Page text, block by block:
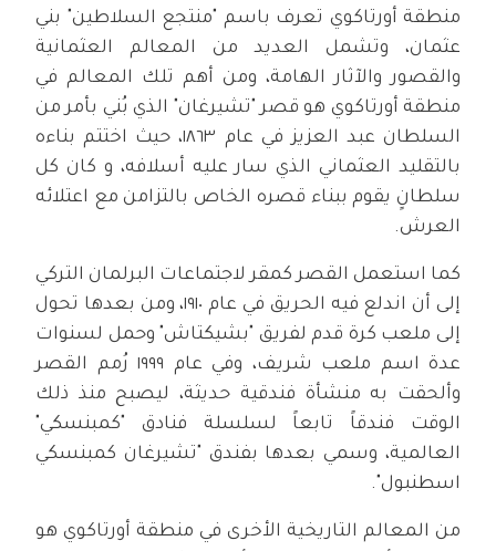
منطقة أورتاكوي تعرف باسم "منتجع السلاطين" بني
عثمان، وتشمل العديد من المعالم العثمانية
والقصور والآثار الهامة، ومن أهم تلك المعالم في
منطقة أورتاكوي هو قصر "تشيرغان" الذي بُني بأمر من
السلطان عبد العزيز في عام ١٨٦٣، حيث اختتم بناءه
بالتقليد العثماني الذي سار عليه أسلافه، و كان كل
سلطانٍ يقوم ببناء قصره الخاص بالتزامن مع اعتلائه
العرش.
كما استعمل القصر كمقر لاجتماعات البرلمان التركي
إلى أن اندلع فيه الحريق في عام ١٩١٠، ومن بعدها تحول
إلى ملعب كرة قدم لفريق "بشيكتاش" وحمل لسنوات
عدة اسم ملعب شريف، وفي عام ١٩٩٩ رُمم القصر
وألحقت به منشأة فندقية حديثة، ليصبح منذ ذلك
الوقت فندقاً تابعاً لسلسلة فنادق "كمبنسكي"
العالمية، وسمي بعدها بفندق "تشيرغان كمبنسكي
اسطنبول".
من المعالم التاريخية الأخرى في منطقة أورتاكوي هو